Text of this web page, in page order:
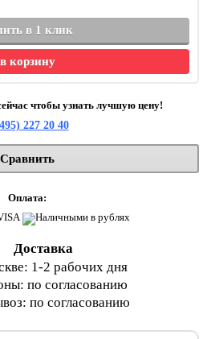
в 1 клик
в корзину
чтобы узнать лучшую цену!
227 20 40
Сравнить
Оплата:
Доставка
1-2 рабочих дня
по согласованию
по согласованию